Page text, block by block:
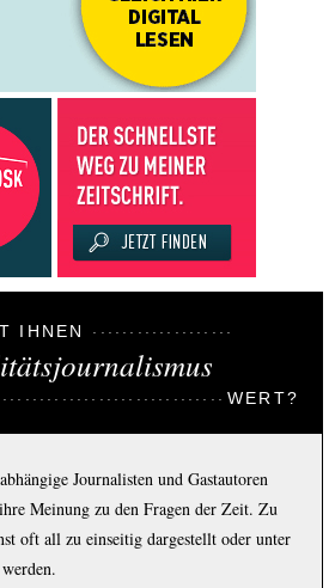
IHNEN
WERT?
Journalisten und Gastautoren
Meinung zu den Fragen der Zeit. Zu
oft all zu einseitig dargestellt oder unter